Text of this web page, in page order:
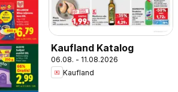
Kaufland Katalog
06.08. - 11.08.2026
Kaufland